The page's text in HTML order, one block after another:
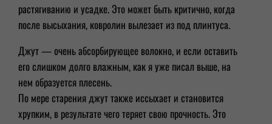
растягиванию и усадке. Это может быть критично, когда
после высыхания, ковролин вылезает из под плинтуса.
Джут — очень абсорбирующее волокно, и если оставить
его слишком долго влажным, как я уже писал выше, на
нем образуется плесень.
По мере старения джут также иссыхает и становится
хрупким, в результате чего теряет свою прочность. Это